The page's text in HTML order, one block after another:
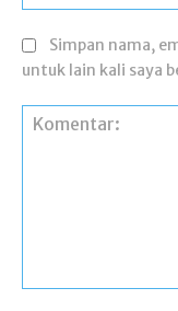
Simpan nama,
untuk lain kali saya